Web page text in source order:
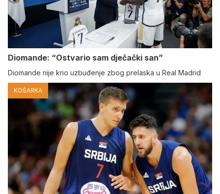
Diomande: “Ostvario sam dječački san”
Diomande nije krio uzbuđenje zbog prelaska u Real Madrid
KOŠARKA